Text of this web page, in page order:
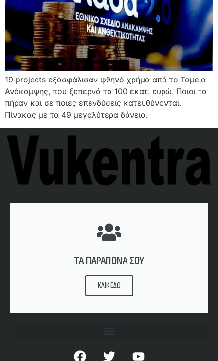
19 projects εξασφάλισαν φθηνό χρήμα από το Ταμείο
Ανάκαμψης, που ξεπερνά τα 100 εκατ. ευρώ. Ποιοι τα
πήραν και σε ποιες επενδύσεις κατευθύνονται.
Πίνακας με τα 49 μεγαλύτερα δάνεια.
ΤΑ ΠΑΡΑΠΟΝΑ ΣΟΥ
ΚΛΙΚ ΕΔΩ